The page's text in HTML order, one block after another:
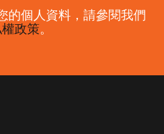
的個人資料，請參閱我們
政策。